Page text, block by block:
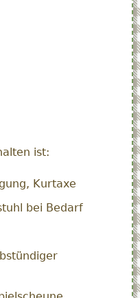
ist:
Kurtaxe
bei Bedarf